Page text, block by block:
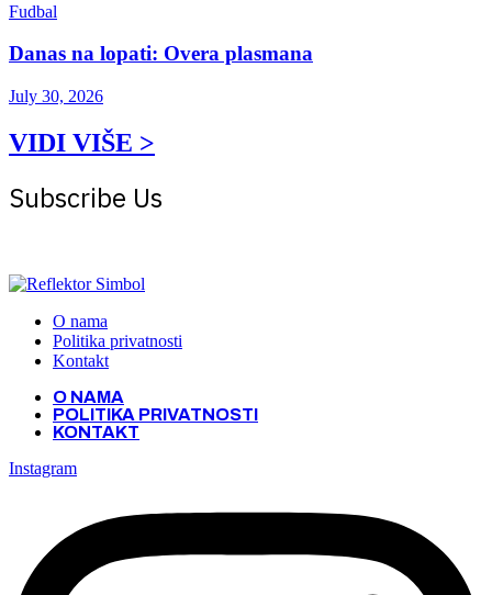
Fudbal
Danas na lopati: Overa plasmana
July 30, 2026
VIDI VIŠE >
Subscribe Us
O nama
Politika privatnosti
Kontakt
O NAMA
POLITIKA PRIVATNOSTI
KONTAKT
Instagram